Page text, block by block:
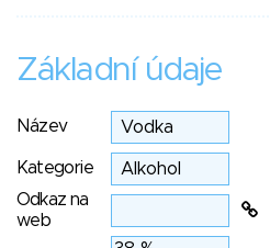
Základní údaje
Název
Kategorie
Odkaz na
web